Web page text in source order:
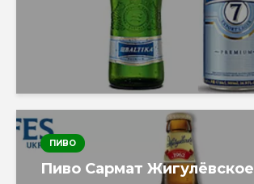
ПИВО
Пиво Сармат Жигулёвское